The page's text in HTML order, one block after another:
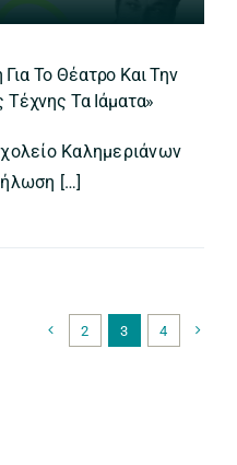
Το Θέατρο Και Την
Τέχνης Τα Ιάματα»
Καλημεριάνων
[…]
2 3 4